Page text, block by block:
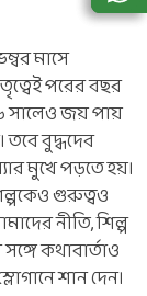
মাসে
পরের বছর
সালেও জয় পায়
তবে বুদ্ধদেব
মুখে পড়তে হয়।
গুরুত্বও
নীতি, শিল্প
কথাবার্তাও
শান দেন।